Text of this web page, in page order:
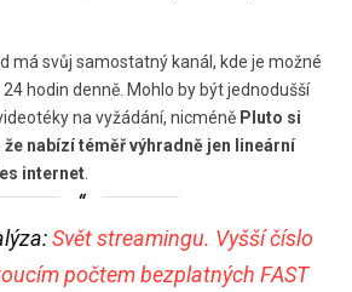
má svůj samostatný kanál, kde je možné
hodin denně. Mohlo by být jednodušší
na vyžádání, nicméně Pluto si
nabízí téměř výhradně jen lineární
internet
Svět streamingu. Vyšší číslo
počtem bezplatných FAST